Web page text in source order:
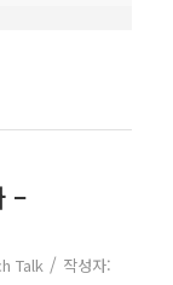
–
Talk / 작성자: